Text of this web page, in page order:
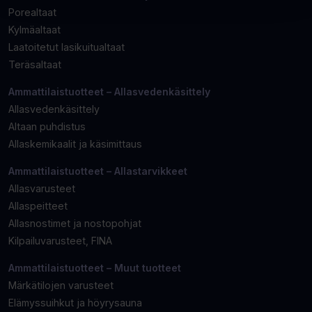
Porealtaat
Kylmäaltaat
Laatoitetut lasikuitualtaat
Teräsaltaat
Ammattilaistuotteet – Allasvedenkäsittely
Allasvedenkäsittely
Altaan puhdistus
Allaskemikaalit ja käsimittaus
Ammattilaistuotteet – Allastarvikkeet
Allasvarusteet
Allaspeitteet
Allasnostimet ja nostopohjat
Kilpailuvarusteet, FINA
Ammattilaistuotteet – Muut tuotteet
Märkätilojen varusteet
Elämyssuihkut ja höyrysauna